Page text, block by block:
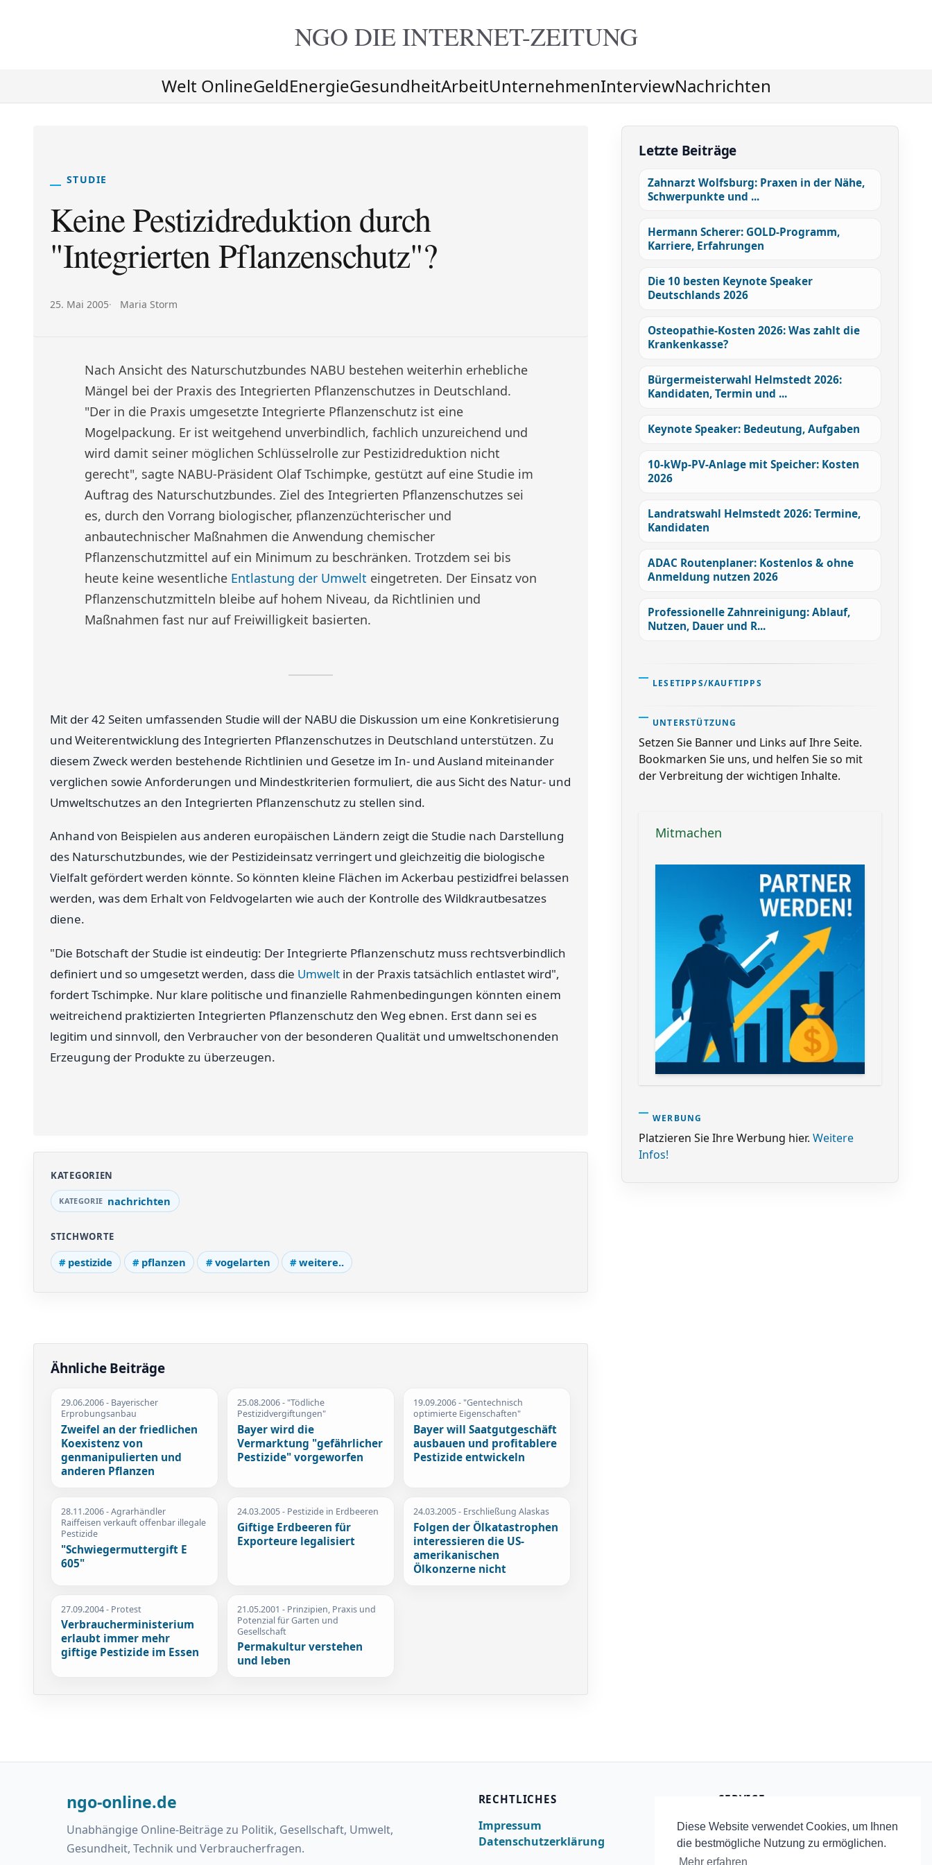
Diese Website verwendet Cookies, um Ihnen
die bestmögliche Nutzung zu ermöglichen.
Mehr erfahren
NGO DIEINTERNET-ZEITUNG
Welt OnlineGeldEnergieGesundheitArbeitUnternehmenInterviewNachrichten
STUDIE
Keine Pestizidreduktion durch
"Integrierten Pflanzenschutz"?
Veröffentlicht am:
25. Mai 2005 Autor:
Maria Storm
Nach Ansicht des Naturschutzbundes NABU bestehen weiterhin erhebliche
Mängel bei der Praxis des Integrierten Pflanzenschutzes in Deutschland.
"Der in die Praxis umgesetzte Integrierte Pflanzenschutz ist eine
Mogelpackung. Er ist weitgehend unverbindlich, fachlich unzureichend und
wird damit seiner möglichen Schlüsselrolle zur Pestizidreduktion nicht
gerecht", sagte NABU-Präsident Olaf Tschimpke, gestützt auf eine Studie im
Auftrag des Naturschutzbundes. Ziel des Integrierten Pflanzenschutzes sei
es, durch den Vorrang biologischer, pflanzenzüchterischer und
anbautechnischer Maßnahmen die Anwendung chemischer
Pflanzenschutzmittel auf ein Minimum zu beschränken. Trotzdem sei bis
heute keine wesentliche Entlastung der Umwelt eingetreten. Der Einsatz von
Pflanzenschutzmitteln bleibe auf hohem Niveau, da Richtlinien und
Maßnahmen fast nur auf Freiwilligkeit basierten.
Mit der 42 Seiten umfassenden Studie will der NABU die Diskussion um eine Konkretisierung
und Weiterentwicklung des Integrierten Pflanzenschutzes in Deutschland unterstützen. Zu
diesem Zweck werden bestehende Richtlinien und Gesetze im In- und Ausland miteinander
verglichen sowie Anforderungen und Mindestkriterien formuliert, die aus Sicht des Natur- und
Umweltschutzes an den Integrierten Pflanzenschutz zu stellen sind.
Anhand von Beispielen aus anderen europäischen Ländern zeigt die Studie nach Darstellung
des Naturschutzbundes, wie der Pestizideinsatz verringert und gleichzeitig die biologische
Vielfalt gefördert werden könnte. So könnten kleine Flächen im Ackerbau pestizidfrei belassen
werden, was dem Erhalt von Feldvogelarten wie auch der Kontrolle des Wildkrautbesatzes
diene.
"Die Botschaft der Studie ist eindeutig: Der Integrierte Pflanzenschutz muss rechtsverbindlich
definiert und so umgesetzt werden, dass die Umwelt in der Praxis tatsächlich entlastet wird",
fordert Tschimpke. Nur klare politische und finanzielle Rahmenbedingungen könnten einem
weitreichend praktizierten Integrierten Pflanzenschutz den Weg ebnen. Erst dann sei es
legitim und sinnvoll, den Verbraucher von der besonderen Qualität und umweltschonenden
Erzeugung der Produkte zu überzeugen.
KATEGORIEN
nachrichten
STICHWORTE
pestizide pflanzen vogelarten weitere..
Ähnliche Beiträge
29.06.2006- Bayerischer
Erprobungsanbau
Zweifel an der friedlichen
Koexistenz von
genmanipulierten und
anderen Pflanzen
25.08.2006- "Tödliche
Pestizidvergiftungen"
Bayer wird die
Vermarktung "gefährlicher
Pestizide" vorgeworfen
19.09.2006- "Gentechnisch
optimierte Eigenschaften"
Bayer will Saatgutgeschäft
ausbauen und profitablere
Pestizide entwickeln
28.11.2006- Agrarhändler
Raiffeisen verkauft offenbar illegale
Pestizide
"Schwiegermuttergift E
605"
24.03.2005- Pestizide in Erdbeeren
Giftige Erdbeeren für
Exporteure legalisiert
24.03.2005- Erschließung Alaskas
Folgen der Ölkatastrophen
interessieren die US-
amerikanischen
Ölkonzerne nicht
27.09.2004- Protest
Verbraucherministerium
erlaubt immer mehr
giftige Pestizide im Essen
21.05.2001 - Prinzipien, Praxis und
Potenzial für Garten und
Gesellschaft
Permakultur verstehen
und leben
Letzte Beiträge
Zahnarzt Wolfsburg: Praxen in der Nähe,
Schwerpunkte und ...
Hermann Scherer: GOLD-Programm,
Karriere, Erfahrungen
Die 10 besten Keynote Speaker
Deutschlands 2026
Osteopathie-Kosten 2026: Was zahlt die
Krankenkasse?
Bürgermeisterwahl Helmstedt 2026:
Kandidaten, Termin und ...
Keynote Speaker: Bedeutung, Aufgaben
10-kWp-PV-Anlage mit Speicher: Kosten
2026
Landratswahl Helmstedt 2026: Termine,
Kandidaten
ADAC Routenplaner: Kostenlos & ohne
Anmeldung nutzen 2026
Professionelle Zahnreinigung: Ablauf,
Nutzen, Dauer und R...
LESETIPPS/KAUFTIPPS
UNTERSTÜTZUNG
Setzen Sie Banner und Links auf Ihre Seite.
Bookmarken Sie uns, und helfen Sie so mit
der Verbreitung der wichtigen Inhalte.
Mitmachen
WERBUNG
Platzieren Sie Ihre Werbung hier. Weitere
Infos!
ngo-online.de
Unabhängige Online-Beiträge zu Politik, Gesellschaft, Umwelt,
Gesundheit, Technik und Verbraucherfragen.
RECHTLICHES
Impressum
Datenschutzerklärung
SERVICE
Startseite
RSS